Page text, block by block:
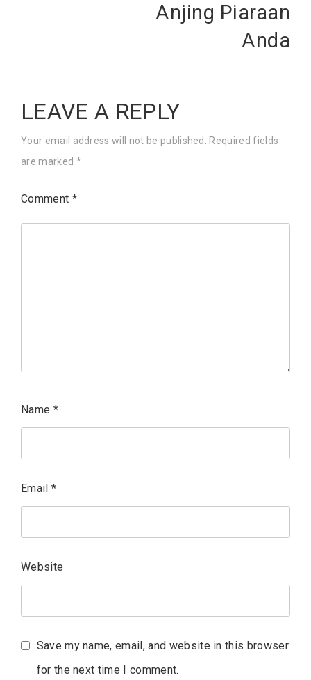
Anjing Piaraan
Anda
LEAVE A REPLY
Your email address will not be published.
Required fields
are marked *
Comment *
Name *
Email *
Website
Save my name, email, and website in this browser
for the next time I comment.